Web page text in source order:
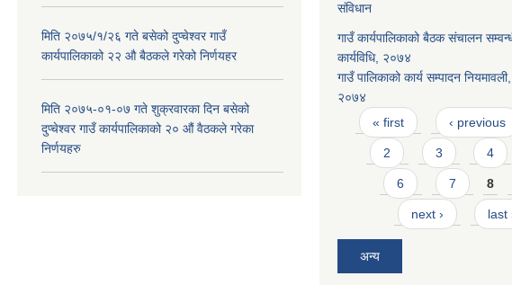
मिति २०७५/१/२६ गते बसेको दुप्चेश्वर गाउँ
कार्यपालिकाको २२ औ बैठकले गरेको निर्णयहर
मिति २०७५-०१-०७ गते शुक्रवारका दिन बसेको
दुप्चेश्वर गाउँ कार्यपालिकाको २० औं वैठकले गरेका
निर्णयहरु
संविधान
गाउँ कार्यपालिकाको बैठक संचालन
कार्यविधि, २०७४
गाउँ पालिकाको कार्य सम्पादन नियमावली,
२०७४
Pages
« first ‹ previous
2 3 4
6 7 8
next › last
अन्य